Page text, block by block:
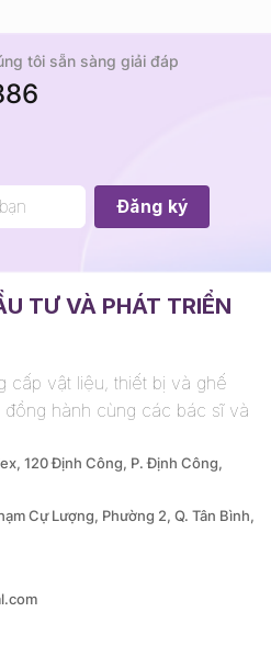
tôi sẵn sàng giải đáp
TƯ VÀ PHÁT TRIỂN
vật liệu, thiết bị và ghế
hành cùng các bác sĩ và
120 Định Công, P. Định Công,
Cự Lượng, Phường 2, Q. Tân Bình,